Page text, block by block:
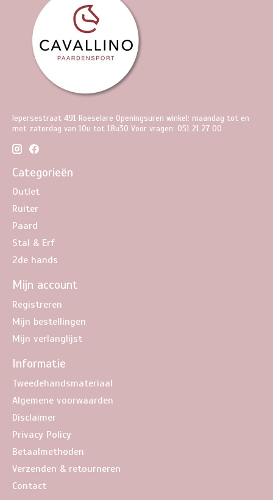
Iepersestraat 491 Roeselare Openingsuren winkel: maandag tot en
met zaterdag van 10u tot 18u30 Voor vragen: 051 21 27 00
Categorieën
Outlet
Ruiter
Paard
Stal & Erf
2de hands
Mijn account
Registreren
Mijn bestellingen
Mijn verlanglijst
Informatie
Tweedehandsmateriaal
Algemene voorwaarden
Disclaimer
Privacy Policy
Betaalmethoden
Verzenden & retourneren
Contact